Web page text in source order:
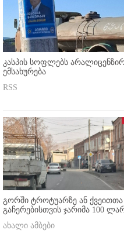
კასპის სოფლებს
ემსახურება
RSS
გორში ტროტუარზე ან
გაჩერებისთვის ჯარიმა 100
ახალი ამბები